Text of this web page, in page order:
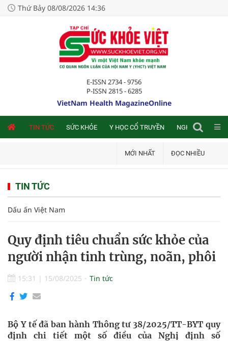
Thứ Bảy 08/08/2026 14:36
E-ISSN 2734 - 9756
P-ISSN 2815 - 6285
VietNam Health MagazineOnline
TIN TỨC SỨC KHỎE Y HỌC CỔ TRUYỀN NGHIÊN CỨU
MỚI NHẤT ĐỌC NHIỀU
TIN TỨC
Dấu ấn Việt Nam
Quy định tiêu chuẩn sức khỏe của
người nhận tinh trùng, noãn, phôi
15:31 | 15/08/2025 Tin tức
Bộ Y tế đã ban hành Thông tư 38/2025/TT-BYT quy
định chi tiết một số điều của Nghị định số